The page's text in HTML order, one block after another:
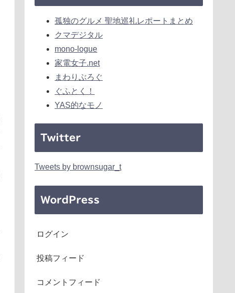
孤独のグルメ 聖地巡礼レポートまとめ
クマデジタル
mono-logue
家電女子.net
まわりぶろぐ
ぐふとく！
YAS的なモノ
Twitter
Tweets by brownsugar_t
WordPress
ログイン
投稿フィード
コメントフィード